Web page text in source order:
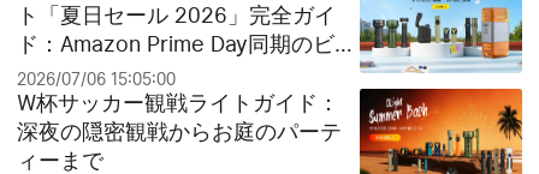
ト「夏日セール 2026」完全ガイ
ド：Amazon Prime Day同期のビッ
グセールとお得なクリアランス祭
り！
2026/07/06 15:05:00
W杯サッカー観戦ライトガイド：
深夜の隠密観戦からお庭のパーテ
ィーまで